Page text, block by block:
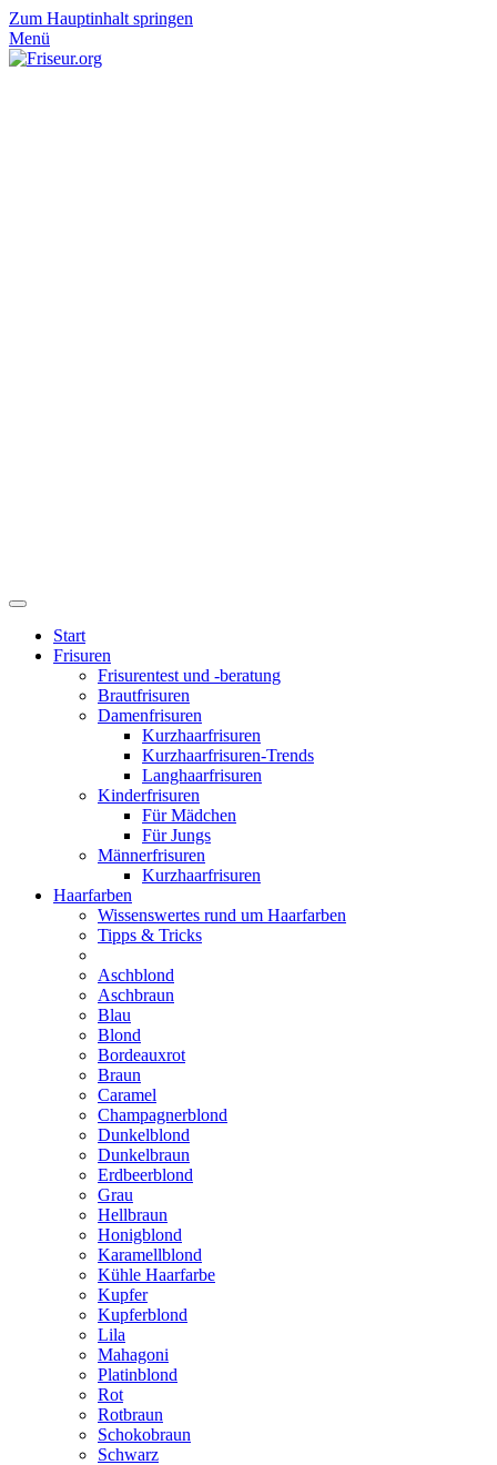
Zum Hauptinhalt springen
Menü
Start
Frisuren
Frisurentest und -beratung
Brautfrisuren
Damenfrisuren
Kurzhaarfrisuren
Kurzhaarfrisuren-Trends
Langhaarfrisuren
Kinderfrisuren
Für Mädchen
Für Jungs
Männerfrisuren
Kurzhaarfrisuren
Haarfarben
Wissenswertes rund um Haarfarben
Tipps & Tricks
Aschblond
Aschbraun
Blau
Blond
Bordeauxrot
Braun
Caramel
Champagnerblond
Dunkelblond
Dunkelbraun
Erdbeerblond
Grau
Hellbraun
Honigblond
Karamellblond
Kühle Haarfarbe
Kupfer
Kupferblond
Lila
Mahagoni
Platinblond
Rot
Rotbraun
Schokobraun
Schwarz